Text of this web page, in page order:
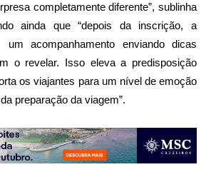
completamente diferente”, sublinha
ainda que “depois da inscrição, a
acompanhamento enviando dicas
o revelar. Isso eleva a predisposição
os viajantes para um nível de emoção
preparação da viagem”.